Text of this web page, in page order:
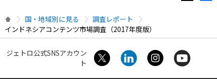
国・地域別に見る
調査レポート
インドネシアコンテンツ市場調査（2017年度版）
ジェトロ公式SNSアカウン
ト